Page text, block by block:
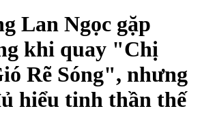
Lan Ngọc gặp
khi quay "Chị
Rẽ Sóng", nhưng
hiểu tinh thần thế